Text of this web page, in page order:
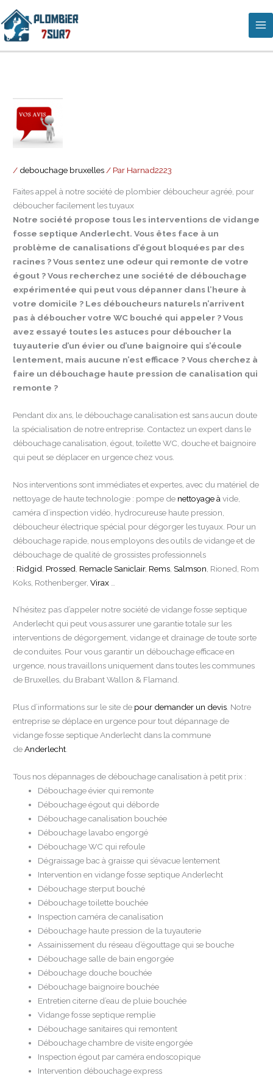
au
contenu
/ debouchage bruxelles / Par Harnad2223
Faites appel à notre société de plombier déboucheur agréé, pour
déboucher facilement les tuyaux
Notre société propose tous les interventions de vidange
fosse septique Anderlecht. Vous êtes face à un
problème de canalisations d’égout bloquées par des
racines ? Vous sentez une odeur qui remonte de votre
égout ? Vous recherchez une société de débouchage
expérimentée qui peut vous dépanner dans l’heure à
votre domicile ? Les déboucheurs naturels n’arrivent
pas à déboucher votre WC bouché qui appeler ? Vous
avez essayé toutes les astuces pour déboucher la
tuyauterie d’un évier ou d’une baignoire qui s’écoule
lentement, mais aucune n’est efficace ? Vous cherchez à
faire un débouchage haute pression de canalisation qui
remonte ?
Pendant dix ans, le débouchage canalisation est sans aucun doute
la spécialisation de notre entreprise. Contactez un expert dans le
débouchage canalisation, égout, toilette WC, douche et baignoire
qui peut se déplacer en urgence chez vous.
Nos interventions sont immédiates et expertes, avec du matériel de
nettoyage de haute technologie : pompe de nettoyage à vide,
caméra d’inspection vidéo, hydrocureuse haute pression,
déboucheur électrique spécial pour dégorger les tuyaux. Pour un
débouchage rapide, nous employons des outils de vidange et de
débouchage de qualité de grossistes professionnels
: Ridgid Prossed Remacle Saniclair, Rems ,Salmson , Rioned, Rom
Koks, Rothenberger,Virax
N’hésitez pas d’appeler notre société de vidange fosse septique
Anderlecht qui peut vous assurer une garantie totale sur les
interventions de dégorgement, vidange et drainage de toute sorte
de conduites. Pour vous garantir un débouchage efficace en
urgence, nous travaillons uniquement dans toutes les communes
de Bruxelles, du Brabant Wallon & Flamand.
Plus d’informations sur le site de pour demander un devis. Notre
entreprise se déplace en urgence pour tout dépannage de
vidange fosse septique Anderlecht dans la commune
deAnderlecht.
Tous nos dépannages de débouchage canalisation à petit prix :
Débouchage évier qui remonte
Débouchage égout qui déborde
Débouchage canalisation bouchée
Débouchage lavabo engorgé
Débouchage WC qui refoule
Dégraissage bac à graisse qui s’évacue lentement
Intervention en vidange fosse septique Anderlecht
Débouchage sterput bouché
Débouchage toilette bouchée
Inspection caméra de canalisation
Débouchage haute pression de la tuyauterie
Assainissement du réseau d’égouttage qui se bouche
Débouchage salle de bain engorgée
Débouchage douche bouchée
Débouchage baignoire bouchée
Entretien citerne d’eau de pluie bouchée
Vidange fosse septique remplie
Débouchage sanitaires qui remontent
Débouchage chambre de visite engorgée
Inspection égout par caméra endoscopique
Intervention débouchage express